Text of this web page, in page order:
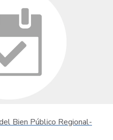
Bien Público Regional-